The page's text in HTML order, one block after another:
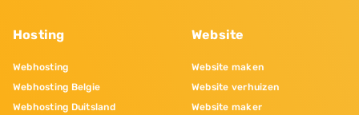
Hosting
Webhosting
Webhosting Belgie
Webhosting Duitsland
Website
Website maken
Website verhuizen
Website maker